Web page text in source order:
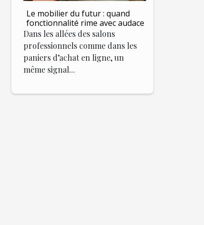
Le mobilier du futur : quand
fonctionnalité rime avec audace
Dans les allées des salons
professionnels comme dans les
paniers d’achat en ligne, un
même signal...